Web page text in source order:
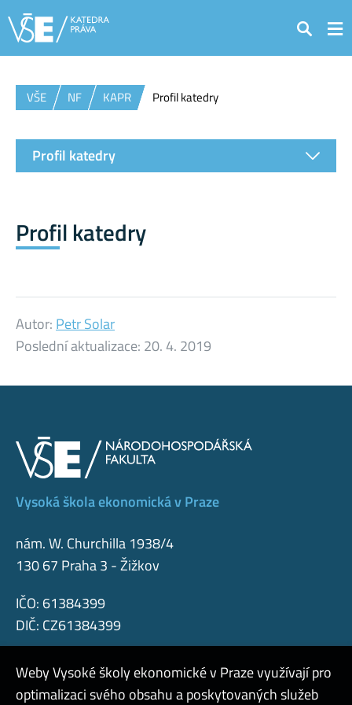
Hledat
VŠE NF KAPR Profil katedry
Profil katedry
Autor: Petr Solar
Poslední aktualizace: 20. 4. 2019
Profil katedry
Vysoká škola ekonomická v Praze
nám. W. Churchilla 1938/4
130 67 Praha 3 - Žižkov
IČO: 61384399
DIČ: CZ61384399
Weby Vysoké školy ekonomické v Praze využívají pro
optimalizaci svého obsahu a poskytovaných služeb